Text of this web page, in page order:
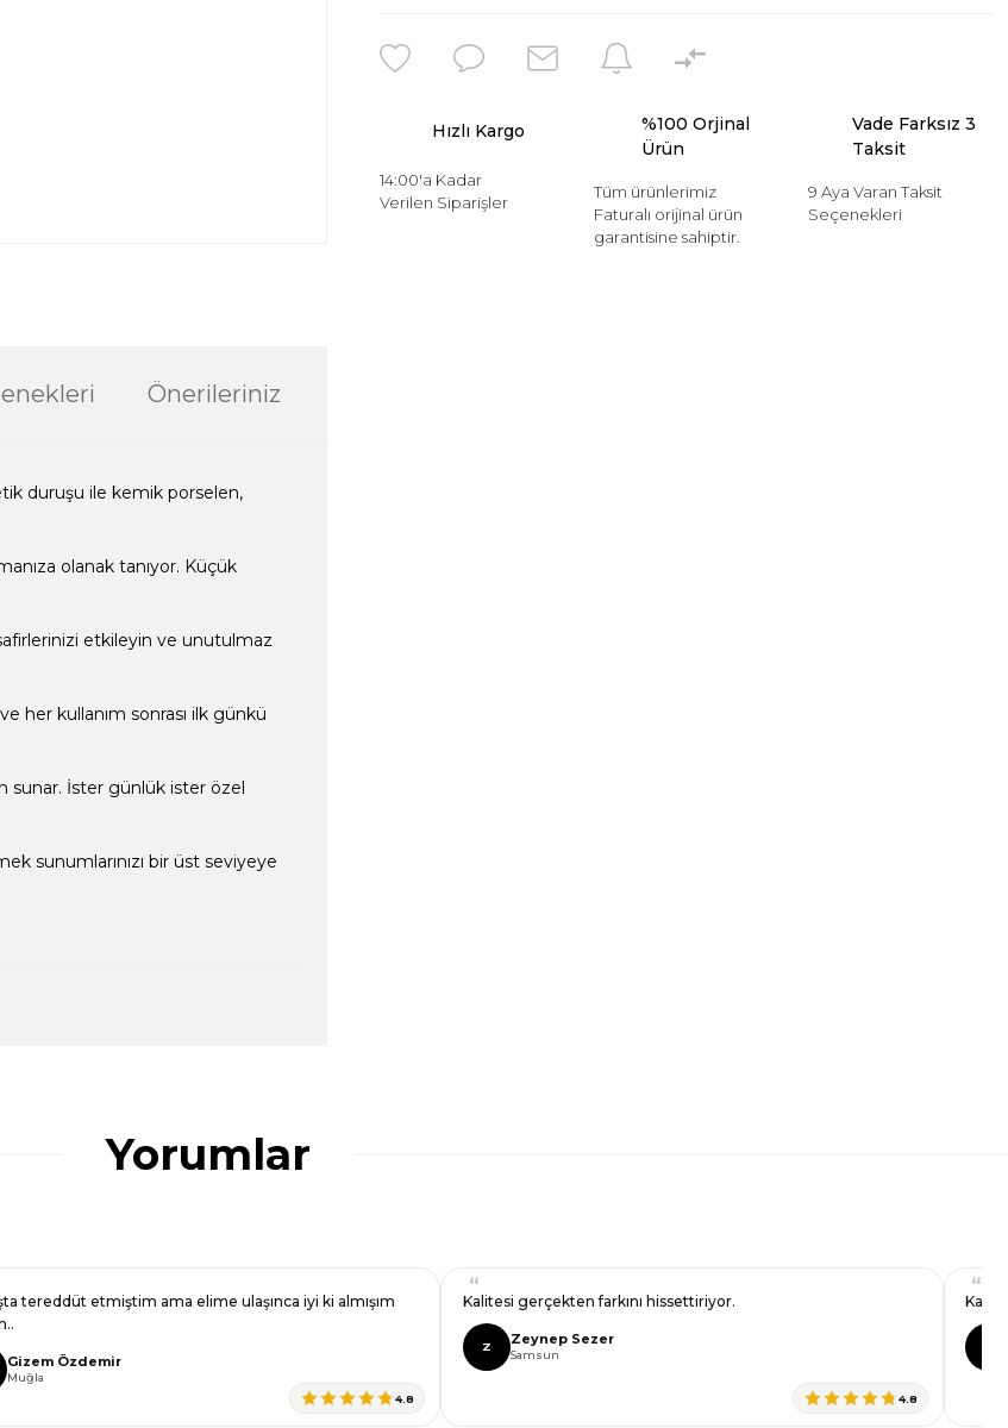
Önerileriniz
duruşu ile kemik porselen,
olanak tanıyor. Küçük
etkileyin ve unutulmaz
her kullanım sonrası ilk günkü
sunar. İster günlük ister özel
sunumlarınızı bir üst seviyeye
Hızlı Kargo
14:00'a Kadar
Verilen Siparişler
%100 Orjinal
Ürün
Tüm ürünlerimiz
Faturalı orijinal ürün
garantisine sahiptir.
Vade Farksız 3
Taksit
9 Aya Varan Taksit
Seçenekleri
Yorumlar
tereddüt etmiştim ama elime ulaşınca iyi ki almışım
Gizem Özdemir
Muğla
4.8
Kalitesi gerçekten farkını hissettiriyor.
Z Zeynep Sezer
Samsun
4.8